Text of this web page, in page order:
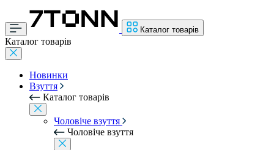
Каталог товарів
Каталог товарів
Новинки
Взуття
Каталог товарів
Чоловіче взуття
Чоловіче взуття